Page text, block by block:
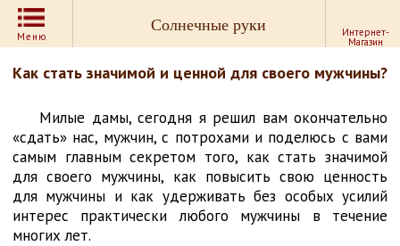
Меню
Солнечные руки Интернет-
Магазин
Как стать значимой и ценной для своего мужчины?
Милые дамы, сегодня я решил вам окончательно
«сдать» нас, мужчин, с потрохами и поделюсь с вами
самым главным секретом того, как стать значимой
для своего мужчины, как повысить свою ценность
для мужчины и как удерживать без особых усилий
интерес практически любого мужчины в течение
многих лет.